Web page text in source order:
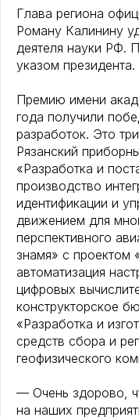
Глава региона
Роману Калинину
деятеля науки РФ.
указом президента.
Премию имени
года получили
разработок. Это
Рязанский
«Разработка и
производство
идентификации и
движением для
перспективного
знамя» с проектом
автоматизация
цифровых
конструкторское
«Разработка и
средств сбора и
геофизического
— Очень здорово,
на наших